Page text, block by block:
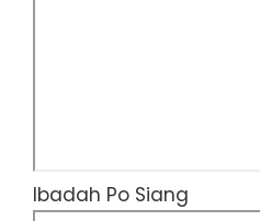
Ibadah Po Siang